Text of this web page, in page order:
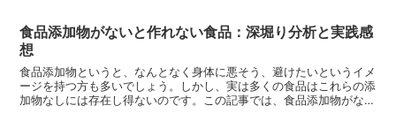
食品添加物がないと作れない食品：深堀り分析と実践感
想
食品添加物というと、なんとなく身体に悪そう、避けたいというイメ
ージを持つ方も多いでしょう。しかし、実は多くの食品はこれらの添
加物なしには存在し得ないのです。この記事では、食品添加物がない